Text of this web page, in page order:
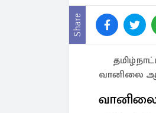
Share
வானிலை